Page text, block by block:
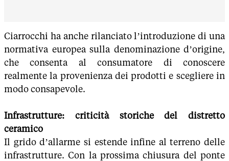
Ciarrocchi ha anche rilanciato l’introduzione di una
normativa europea sulla denominazione d’origine,
che consenta al consumatore di conoscere
realmente la provenienza dei prodotti e scegliere in
modo consapevole.
Infrastrutture: criticità storiche del distretto
ceramico
Il grido d’allarme si estende infine al terreno delle
infrastrutture. Con la prossima chiusura del ponte